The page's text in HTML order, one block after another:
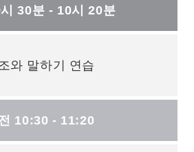
30분 - 10시 20분
와 말하기 연습
10:30 - 11:20